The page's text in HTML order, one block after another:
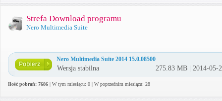
Strefa Download programu
Nero Multimedia Suite
Nero Multimedia Suite 2014 15.0.08500
Wersja stabilna 275.83 MB | 2014-05-
Ilość pobrań: 7686 | W tym miesiącu: 0 | W poprzednim miesiącu: 28